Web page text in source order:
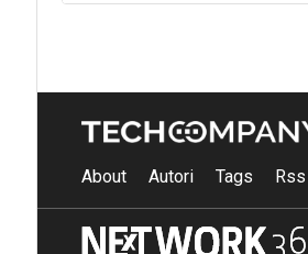
About Autori Tags